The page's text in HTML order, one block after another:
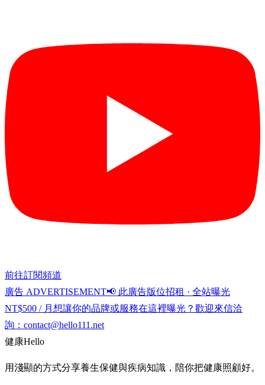
前往訂閱頻道
廣告 ADVERTISEMENT📢 此廣告版位招租 · 全站曝光
NT$500 / 月 想讓你的品牌或服務在這裡曝光？歡迎來信洽
詢： contact@hello111.net
健康Hello
用淺顯的方式分享養生保健與疾病知識，陪你把健康照顧好。